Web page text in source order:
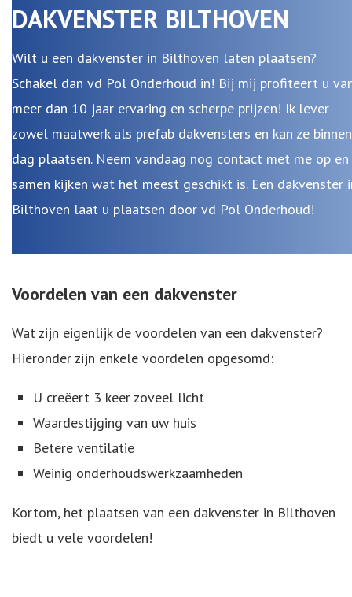
DAKVENSTER BILTHOVEN
Wilt u een dakvenster in Bilthoven laten plaatsen?
Schakel dan vd Pol Onderhoud in! Bij mij profiteert u
meer dan 10 jaar ervaring en scherpe prijzen! Ik lever
zowel maatwerk als prefab dakvensters en kan ze
dag plaatsen. Neem vandaag nog contact met me op en
samen kijken wat het meest geschikt is. Een dakvenster
Bilthoven laat u plaatsen door vd Pol Onderhoud!
Voordelen van een dakvenster
Wat zijn eigenlijk de voordelen van een dakvenster?
Hieronder zijn enkele voordelen opgesomd:
U creëert 3 keer zoveel licht
Waardestijging van uw huis
Betere ventilatie
Weinig onderhoudswerkzaamheden
Kortom, het plaatsen van een dakvenster in Bilthoven
biedt u vele voordelen!